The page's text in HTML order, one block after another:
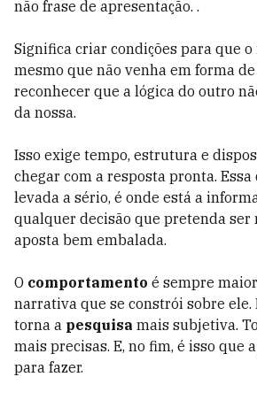
não frase de apresentação. .
Significa criar condições para que
mesmo que não venha em forma de
reconhecer que a lógica do outro
da nossa.
Isso exige tempo, estrutura e
chegar com a resposta pronta.
levada a sério, é onde está a
qualquer decisão que pretenda ser
aposta bem embalada.
O comportamento é sempre
narrativa que se constrói sobre ele.
torna a pesquisa mais subjetiva.
mais precisas. E, no fim, é isso que
para fazer.